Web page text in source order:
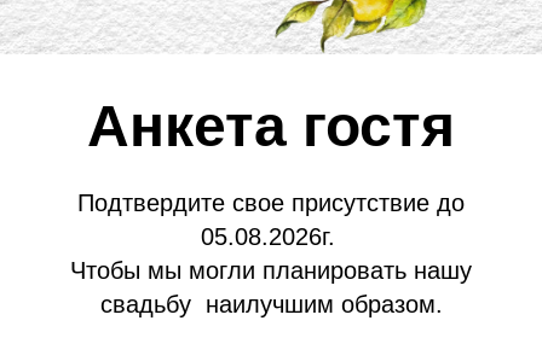
Анкета гостя
Подтвердите свое присутствие до
05.08.2026г.
Чтобы мы могли планировать нашу
свадьбу наилучшим образом.